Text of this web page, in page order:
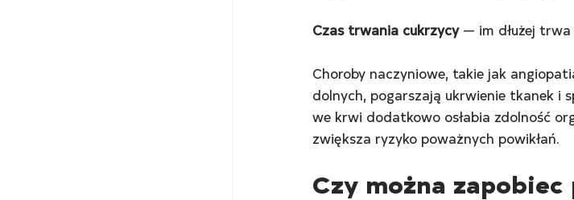
Czas trwania cukrzycy — im dłużej trwa
Choroby naczyniowe, takie jak
dolnych, pogarszają ukrwienie tkanek i
we krwi dodatkowo osłabia zdolność
zwiększa ryzyko poważnych powikłań.
Czy można